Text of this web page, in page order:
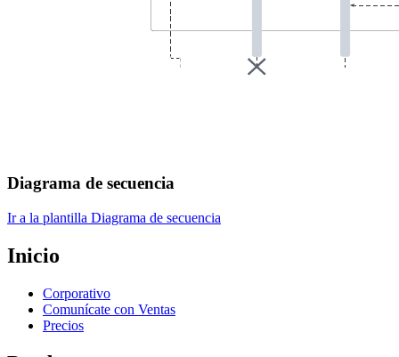
Diagrama de secuencia
Ir a la plantilla Diagrama de secuencia
Inicio
Corporativo
Comunícate con Ventas
Precios